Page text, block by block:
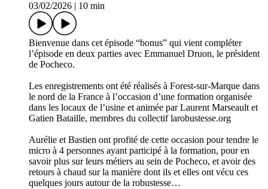
03/02/2026
10 min
Bienvenue dans cet épisode “bonus” qui vient compléter
l’épisode en deux parties avec Emmanuel Druon, le président
de Pocheco.
Les enregistrements ont été réalisés à Forest-sur-Marque dans
le nord de la France à l’occasion d’une formation organisée
dans les locaux de l’usine et animée par Laurent Marseault et
Gatien Bataille, membres du collectif larobustesse.org
Aurélie et Bastien ont profité de cette occasion pour tendre le
micro à 4 personnes ayant participé à la formation, pour en
savoir plus sur leurs métiers au sein de Pocheco, et avoir des
retours à chaud sur la manière dont ils et elles ont vécu ces
quelques jours autour de la robustesse…